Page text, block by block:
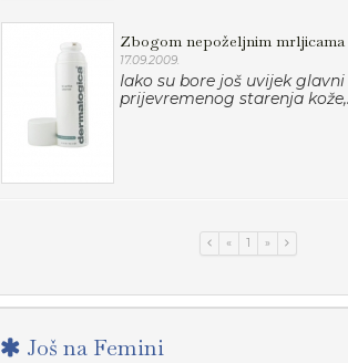
Zbogom nepoželjnim mrljicama
17.09.2009.
Iako su bore još uvijek
prijevremenog starenja
« 1 »
Još na Femini